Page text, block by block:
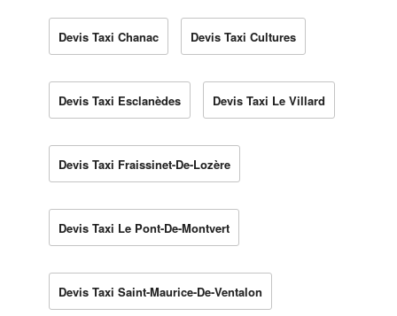
Devis Taxi Chanac Devis Taxi Cultures
Devis Taxi Esclanèdes Devis Taxi Le Villard
Devis Taxi Fraissinet-De-Lozère
Devis Taxi Le Pont-De-Montvert
Devis Taxi Saint-Maurice-De-Ventalon